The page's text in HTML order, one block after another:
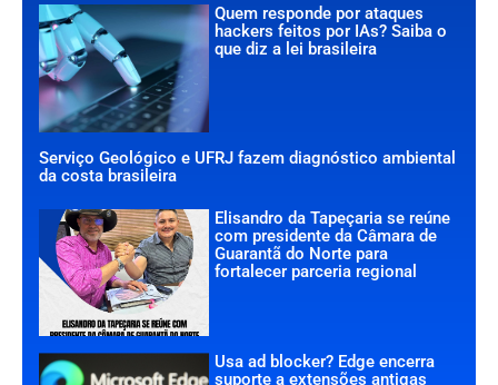
Quem responde por ataques
hackers feitos por IAs? Saiba o
que diz a lei brasileira
Serviço Geológico e UFRJ fazem diagnóstico ambiental
da costa brasileira
Elisandro da Tapeçaria se reúne
com presidente da Câmara de
Guarantã do Norte para
fortalecer parceria regional
Usa ad blocker? Edge encerra
suporte a extensões antigas